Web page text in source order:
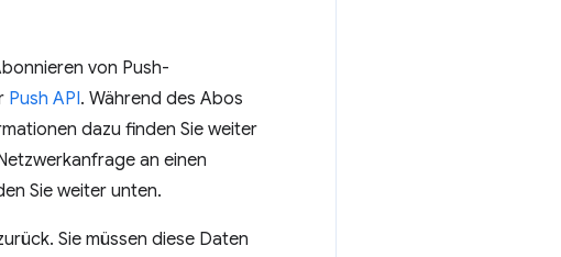
von Push-
Push API. Während des Abos
dazu finden Sie weiter
an einen
Sie weiter unten.
Sie müssen diese Daten